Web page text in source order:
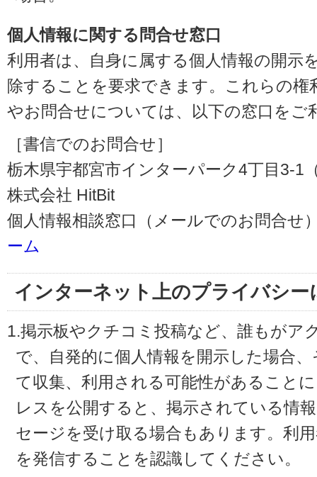
個人情報に関する問合せ窓口
利用者は、自身に属する個人情報の開示
除することを要求できます。これらの権
やお問合せについては、以下の窓口をご
［書信でのお問合せ］
栃木県宇都宮市インターパーク4丁目3-1
株式会社 HitBit
個人情報相談窓口（メールでのお問合せ
ーム
インターネット上のプライバシー
1.掲示板やクチコミ投稿など、誰もがア
で、自発的に個人情報を開示した場合
て収集、利用される可能性があること
レスを公開すると、掲示されている情
セージを受け取る場合もあります。利
を発信することを認識してください。